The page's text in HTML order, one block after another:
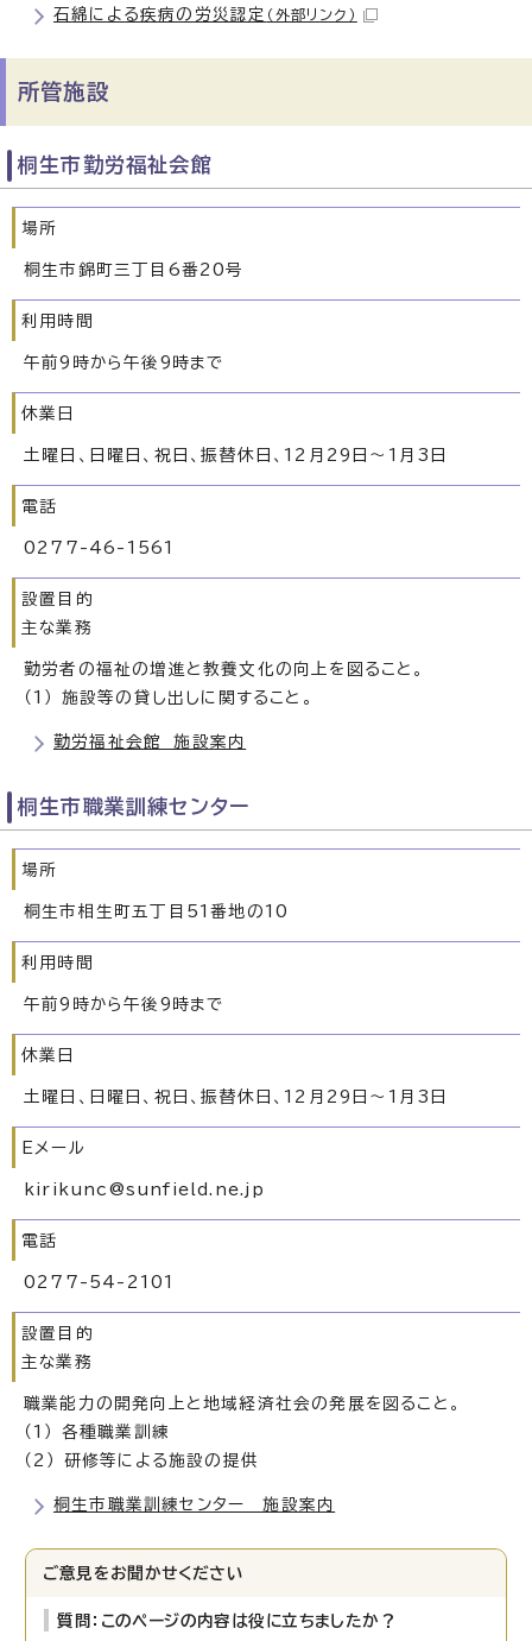
石綿による疾病の労災認定 （外部リンク）
所管施設
桐生市勤労福祉会館
場所
桐生市錦町三丁目6番20号
利用時間
午前9時から午後9時まで
休業日
土曜日、日曜日、祝日、振替休日、12月29日～1月3日
電話
0277-46-1561
設置目的
主な業務
勤労者の福祉の増進と教養文化の向上を図ること。
（1） 施設等の貸し出しに関すること。
勤労福祉会館 施設案内
桐生市職業訓練センター
場所
桐生市相生町五丁目51番地の10
利用時間
午前9時から午後9時まで
休業日
土曜日、日曜日、祝日、振替休日、12月29日～1月3日
Eメール
kirikunc@sunfield.ne.jp
電話
0277-54-2101
設置目的
主な業務
職業能力の開発向上と地域経済社会の発展を図ること。
（1） 各種職業訓練
（2） 研修等による施設の提供
桐生市職業訓練センター 施設案内
ご意見をお聞かせください
質問：このページの内容は役に立ちましたか？